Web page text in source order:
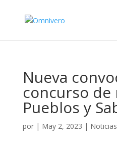
Nueva
concurso
Pueblos y
por | May 2, 2023 | Noticias